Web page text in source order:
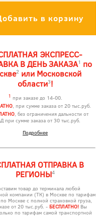
ЭКСПРЕСС-
В ДЕНЬ ЗАКАЗА1 по
2 или Московской
области3!
1 при заказе до 14-00.
, при сумме заказа от 20 тыс.руб.
, без ограничения дальности от
при сумме заказа от 30 тыс.руб.
Подробнее
ОТПРАВКА В
РЕГИОНЫ4
товар до терминала любой
компании (ТК) в Москве по тарифам
по Москве с полной страховкой груза,
от 20 тыс.руб. - БЕСПЛАТНО!Вы
по тарифам самой транспортной